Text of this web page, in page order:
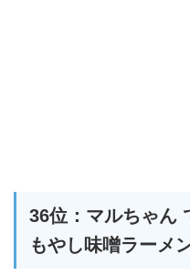
36位：マルちゃん
もやし味噌ラーメ